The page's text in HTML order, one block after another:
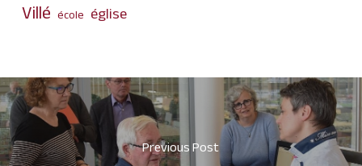
Villé école église
Previous Post